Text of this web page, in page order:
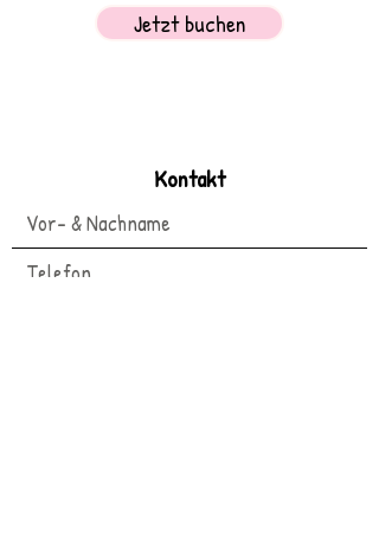
Jetzt buchen
Kontakt